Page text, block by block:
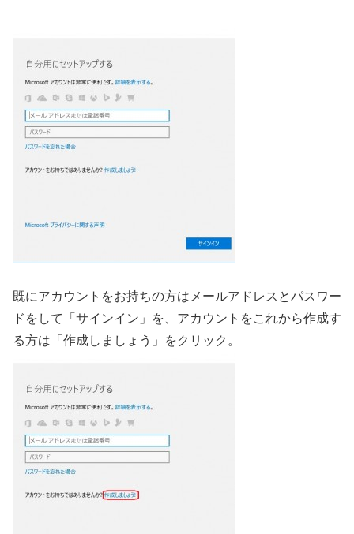
既にアカウントをお持ちの方はメールアドレスとパスワー
ドをして「サインイン」を、アカウントをこれから作成す
る方は「作成しましょう」をクリック。